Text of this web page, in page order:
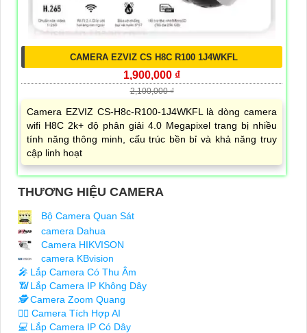
CAMERA EZVIZ CS H8C R100 1J4WKFL
1,900,000 ₫
2,100,000 ₫
Camera EZVIZ CS-H8c-R100-1J4WKFL là dòng camera
wifi H8C 2k+ độ phân giải 4.0 Megapixel trang bị nhiều
tính năng thông minh, cấu trúc bền bỉ và khả năng truy
cập linh hoạt
THƯƠNG HIỆU CAMERA
Bộ Camera Quan Sát
camera Dahua
Camera HIKVISON
camera KBvision
️🎤️ Lắp Camera Có Thu Âm
📶Lắp Camera IP Không Dây
🕵️Camera Zoom Quang
🧛‍♀️ Camera Tích Hợp AI
💻 Lắp Camera IP Có Dây